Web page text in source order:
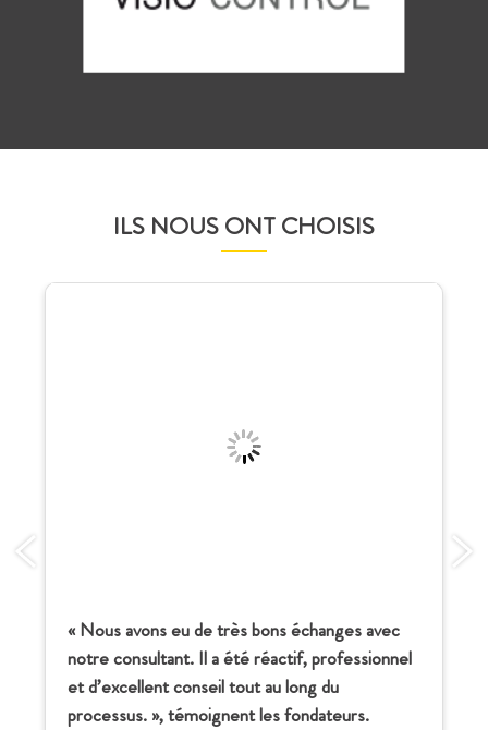
ILS NOUS ONT CHOISIS
« Nous avons eu de très bons échanges avec
notre consultant. Il a été réactif, professionnel
et d’excellent conseil tout au long du
processus. », témoignent les fondateurs.